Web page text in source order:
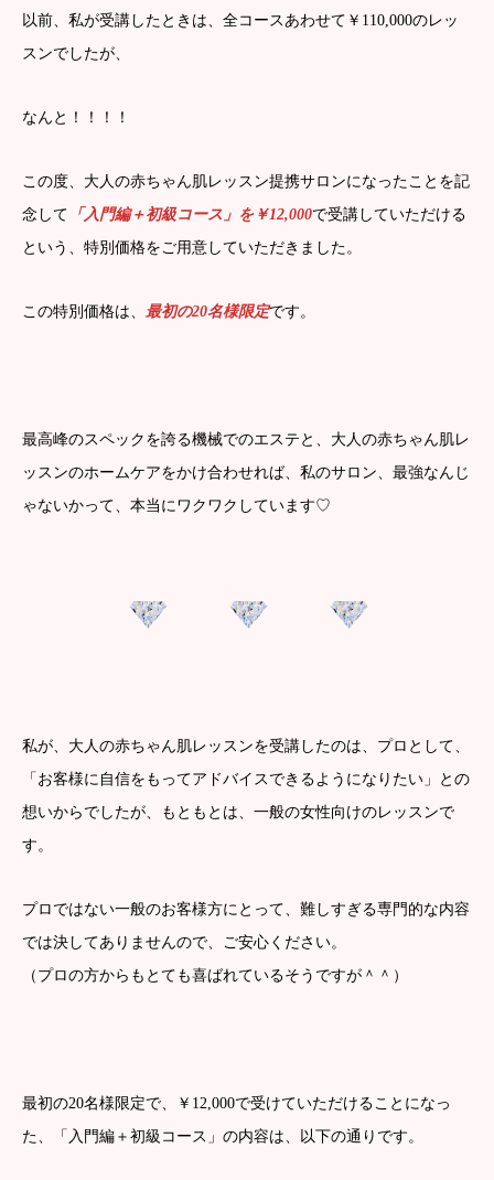
以前、私が受講したときは、全コースあわせて￥110,000のレッ
スンでしたが、
なんと！！！！
この度、大人の赤ちゃん肌レッスン提携サロンになったことを記
念して 「入門編＋初級コース」を￥12,000で受講していただける
という、特別価格をご用意していただきました。
この特別価格は、 最初の20名様限定です。
最高峰のスペックを誇る機械でのエステと、大人の赤ちゃん肌レ
ッスンのホームケアをかけ合わせれば、私のサロン、最強なんじ
ゃないかって、本当にワクワクしています♡
私が、大人の赤ちゃん肌レッスンを受講したのは、プロとして、
「お客様に自信をもってアドバイスできるようになりたい」との
想いからでしたが、もともとは、一般の女性向けのレッスンで
す。
プロではない一般のお客様方にとって、難しすぎる専門的な内容
では決してありませんので、ご安心ください。
（プロの方からもとても喜ばれているそうですが＾＾）
最初の20名様限定で、￥12,000で受けていただけることになっ
た、「入門編＋初級コース」の内容は、以下の通りです。